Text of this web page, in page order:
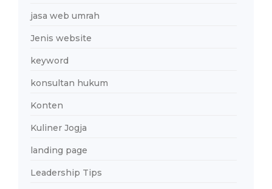
jasa web umrah
Jenis website
keyword
konsultan hukum
Konten
Kuliner Jogja
landing page
Leadership Tips